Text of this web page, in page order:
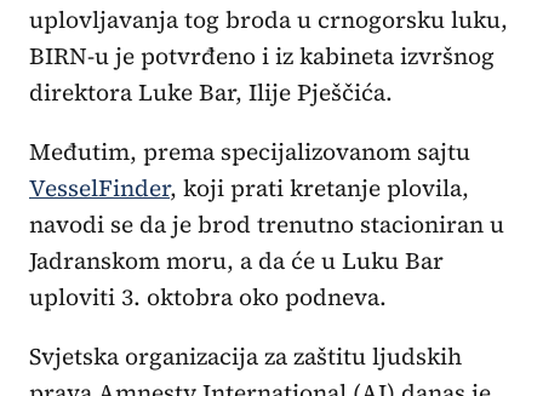
uplovljavanja tog broda u crnogorsku luku,
BIRN-u je potvrđeno i iz kabineta izvršnog
direktora Luke Bar, Ilije Pješčića.
Međutim, prema specijalizovanom sajtu
VesselFinder, koji prati kretanje plovila,
navodi se da je brod trenutno stacioniran u
Jadranskom moru, a da će u Luku Bar
uploviti 3. oktobra oko podneva.
Svjetska organizacija za zaštitu ljudskih